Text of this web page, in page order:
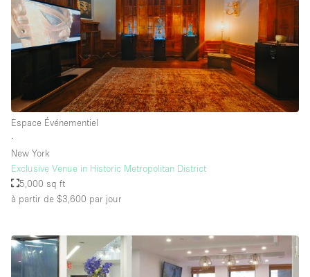
Espace Événementiel
∙
New York
Exclusive Venue in Historic Metropolitan District
5,000 sq ft
à partir de $3,600 par jour